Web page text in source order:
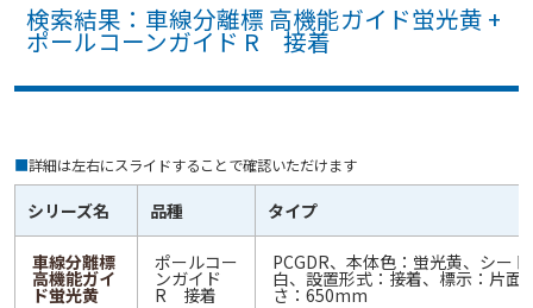
検索結果：車線分離標 高機能ガイド蛍光黄 +
ポールコーンガイド R 接着
■詳細は左右にスライドすることで確認いただけます
シリーズ名 品種 タイプ
車線分離標
高機能ガイ
ド蛍光黄
ポールコー
ンガイド
R 接着
PCGDR、本体色：蛍光黄、シー
白、設置形式：接着、標示：片面
さ：650mm